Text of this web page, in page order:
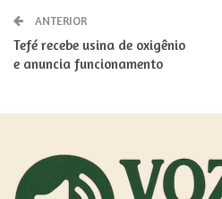
ANTERIOR
Tefé recebe usina de oxigênio
e anuncia funcionamento